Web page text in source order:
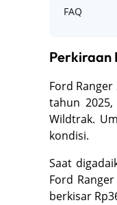
FAQ
Perkiraan
Ford
tahun
Wildtrak.
kondisi.
Saat
Ford
berkisar